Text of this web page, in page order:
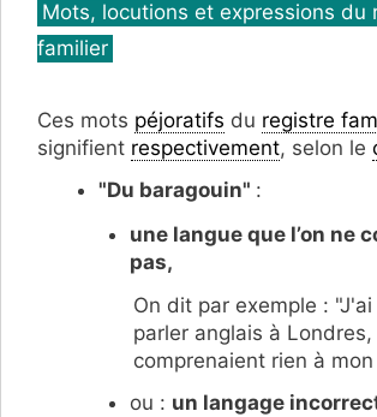
Catégories
Mots, locutions et expressions du
familier
Ces mots péjoratifs du registre
signifient respectivement, selon le
"Du baragouin" :
une langue que l’on ne
pas,
On dit par exemple :
parler anglais à
comprenaient rien à
ou : un langage